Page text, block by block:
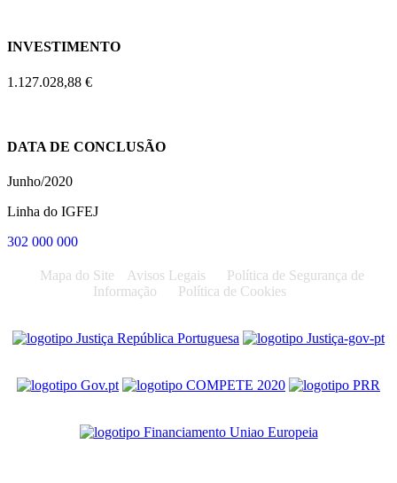
INVESTIMENTO
1.127.028,88 €
DATA DE CONCLUSÃO
Junho/2020
Linha do IGFEJ
302 000 000
Mapa do Site Avisos Legais
Política de Segurança de
Informação
Política de Cookies